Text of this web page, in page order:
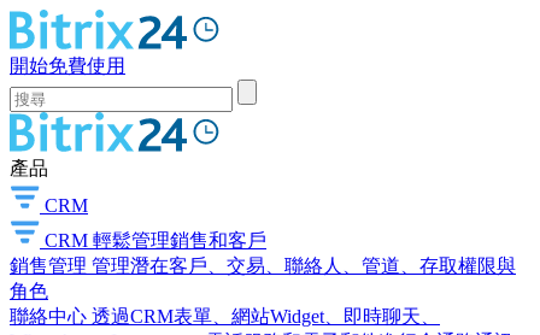
開始免費使用
產品
CRM
CRM 輕鬆管理銷售和客戶
銷售管理 管理潛在客戶、交易、聯絡人、管道、存取權限與
角色
聯絡中心 透過CRM表單、網站Widget、即時聊天、